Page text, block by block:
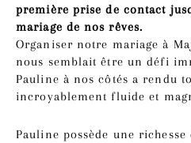
première prise de contact
mariage de nos rêves.
Organiser notre mariage à
nous semblait être un défi
Pauline à nos côtés a rendu
incroyablement fluide et
Pauline possède une